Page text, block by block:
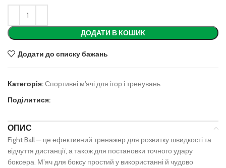
ДОДАТИ В КОШИК
Додати до списку бажань
Категорія:Спортивні м'ячі для ігор і тренувань
Поділитися:
ОПИС
Fight Ball — це ефективний тренажер для розвитку швидкості та
відчуття дистанції, а також для постановки точного удару
боксера. Мʼяч для боксу простий у використанні й чудово